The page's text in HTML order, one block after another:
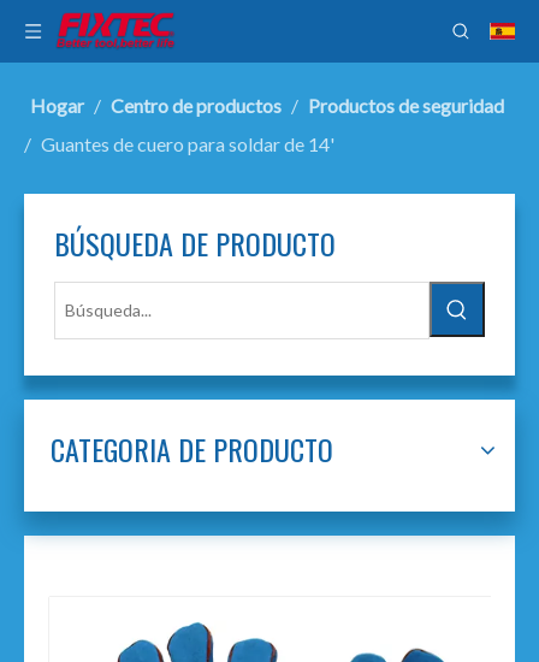
Hogar / Centro de productos / Productos de seguridad
/ Guantes de cuero para soldar de 14'
BÚSQUEDA DE PRODUCTO
CATEGORIA DE PRODUCTO